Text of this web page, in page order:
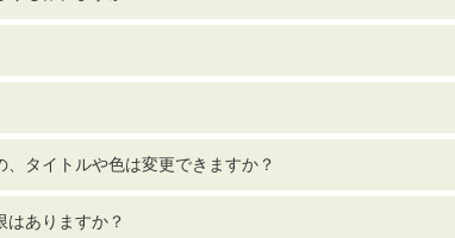
タイトルや色は変更できますか？
はありますか？